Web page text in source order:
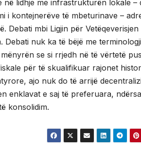
në lidhje me infrastrukturën lokale –
i kontejnerëve të mbeturinave –
Debati mbi Ligjin për Vetëqeverisjen
nuk ka të bëjë me
se si rrjedh në të vërtetë
për të skualifikuar rajonet
ajo nuk do të arrijë
enklavat e saj të preferuara, ndërsa
konsolidim.